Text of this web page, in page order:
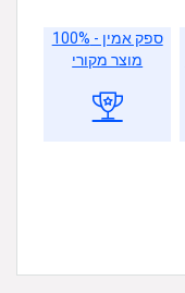
ספק אמין - 100%
מוצר מקורי